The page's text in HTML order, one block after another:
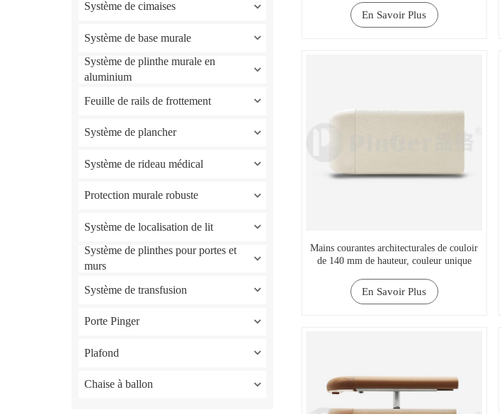
Système de cimaises
Système de base murale
Système de plinthe murale en
aluminium
Feuille de rails de frottement
Système de plancher
Système de rideau médical
Protection murale robuste
Système de localisation de lit
Système de plinthes pour portes et
murs
Système de transfusion
Porte Pinger
Plafond
Chaise à ballon
En Savoir Plus
Mains courantes architecturales de couloir
de 140 mm de hauteur, couleur unique
En Savoir Plus